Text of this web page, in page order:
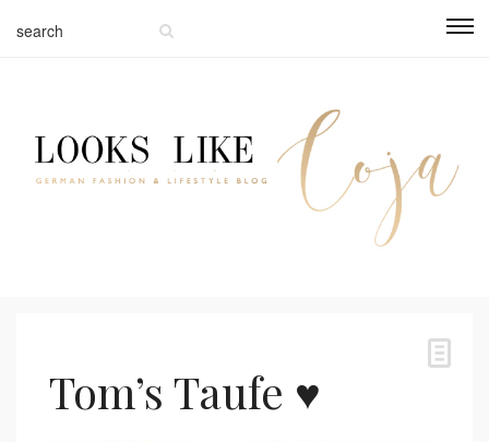
Tom’s Taufe ♥